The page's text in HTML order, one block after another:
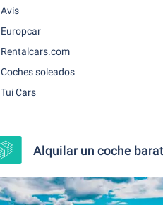
Avis
Europcar
Rentalcars.com
Coches soleados
Tui Cars
Alquilar un coche